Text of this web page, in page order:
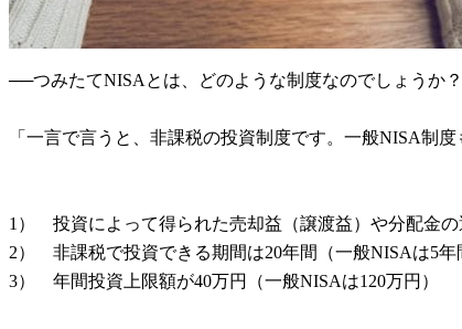
──つみたてNISAとは、どのような制度なのでしょうか
「一言で言うと、非課税の投資制度です。一般NISA制
1） 投資によって得られた売却益（譲渡益）や分配金の
2） 非課税で投資できる期間は20年間（一般NISAは5年
3） 年間投資上限額が40万円（一般NISAは120万円）